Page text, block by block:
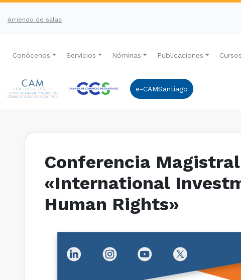
Arriendo de salas
Conócenos Servicios Nóminas Publicaciones Cursos
e-CAMSantiago
Conferencia
«International
Human Rights»